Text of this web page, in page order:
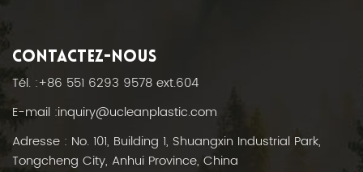
CONTACTEZ-NOUS
Tél. :+86 551 6293 9578 ext.604
E-mail :inquiry@ucleanplastic.com
Adresse : No. 101, Building 1, Shuangxin Industrial Park,
Tongcheng City, Anhui Province, China